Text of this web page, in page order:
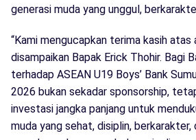
generasi muda yang unggul,
“Kami mengucapkan terima kasih atas
disampaikan Bapak Erick Thohir. Bagi
terhadap ASEAN U19 Boys’ Bank
2026 bukan sekadar sponsorship,
investasi jangka panjang untuk
muda yang sehat, disiplin, berkarakter,